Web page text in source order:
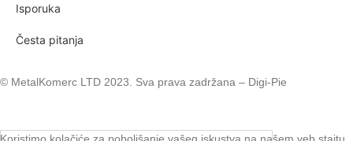
Isporuka
Česta pitanja
© MetalKomerc LTD 2023. Sva prava zadržana – Digi-Pie
Koristimo kolačiće za poboljšanje vašeg iskustva na našem veb stajtu.